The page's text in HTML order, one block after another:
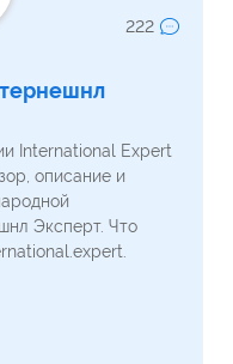
222
International Expert
описание и
Эксперт. Что